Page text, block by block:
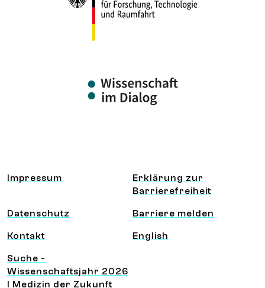
Information und Service
Impressum
Erklärung zur
Barrierefreiheit
Datenschutz Barriere melden
Kontakt English
Suche -
Wissenschaftsjahr 2026
I Medizin der Zukunft